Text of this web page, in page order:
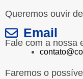
Queremos ouvir
Email
Fale com a nossa
Faremos o